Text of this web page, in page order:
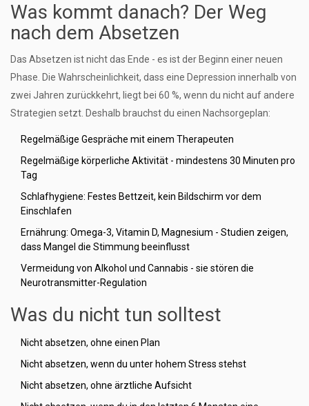
Was kommt danach? Der Weg
nach dem Absetzen
Das Absetzen ist nicht das Ende - es ist der Beginn einer neuen
Phase. Die Wahrscheinlichkeit, dass eine Depression innerhalb von
zwei Jahren zurückkehrt, liegt bei 60 %, wenn du nicht auf andere
Strategien setzt. Deshalb brauchst du einen Nachsorgeplan:
Regelmäßige Gespräche mit einem Therapeuten
Regelmäßige körperliche Aktivität - mindestens 30 Minuten pro
Tag
Schlafhygiene: Festes Bettzeit, kein Bildschirm vor dem
Einschlafen
Ernährung: Omega-3, Vitamin D, Magnesium - Studien zeigen,
dass Mangel die Stimmung beeinflusst
Vermeidung von Alkohol und Cannabis - sie stören die
Neurotransmitter-Regulation
Was du nicht tun solltest
Nicht absetzen, ohne einen Plan
Nicht absetzen, wenn du unter hohem Stress stehst
Nicht absetzen, ohne ärztliche Aufsicht